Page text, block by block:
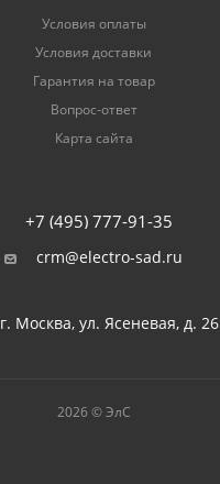
Условия оплаты
Условия доставки
Гарантия на товар
Вопрос-ответ
Карта сайта
+7 (495) 777-91-35
crm@electro-sad.ru
г. Москва, ул. Ясеневая, д. 26
2026 © ЭлС